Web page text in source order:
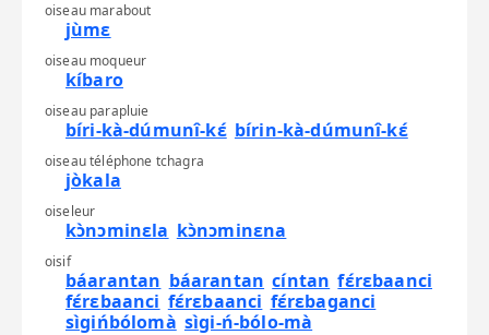
oiseau marabout
jùmɛ
oiseau moqueur
kíbaro
oiseau parapluie
bíri-kà-dúmunî-kɛ́ bírin-kà-dúmunî-kɛ́
oiseau téléphone tchagra
jòkala
oiseleur
kɔ̀nɔminɛla kɔ̀nɔminɛna
oisif
báarantan báarantan cíntan fɛ́rɛbaanci
fɛ́rɛbaanci fɛ́rɛbaanci fɛ́rɛbaganci
sìgińbólomà sìgi-ń-bólo-mà